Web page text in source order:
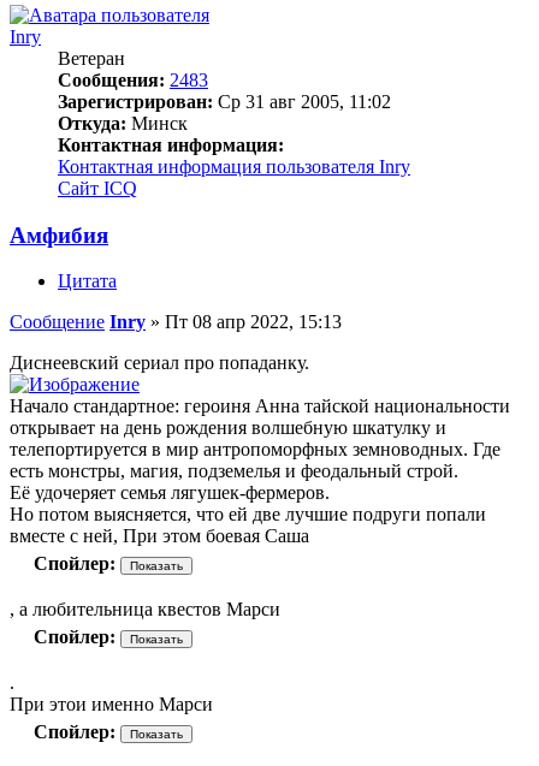
Inry
Ветеран
Сообщения: 2483
Зарегистрирован: Ср 31 авг 2005, 11:02
Откуда: Минск
Контактная информация:
Контактная информация пользователя Inry
Сайт ICQ
Амфибия
Цитата
Сообщение Inry » Пт 08 апр 2022, 15:13
Диснеевский сериал про попаданку.
Начало стандартное: героиня Анна тайской национальности
открывает на день рождения волшебную шкатулку и
телепортируется в мир антропоморфных земноводных. Где
есть монстры, магия, подземелья и феодальный строй.
Её удочеряет семья лягушек-фермеров.
Но потом выясняется, что ей две лучшие подруги попали
вместе с ней, При этом боевая Саша
Спойлер:
, а любительница квестов Марси
Спойлер:
.
При этои именно Марси
Спойлер: